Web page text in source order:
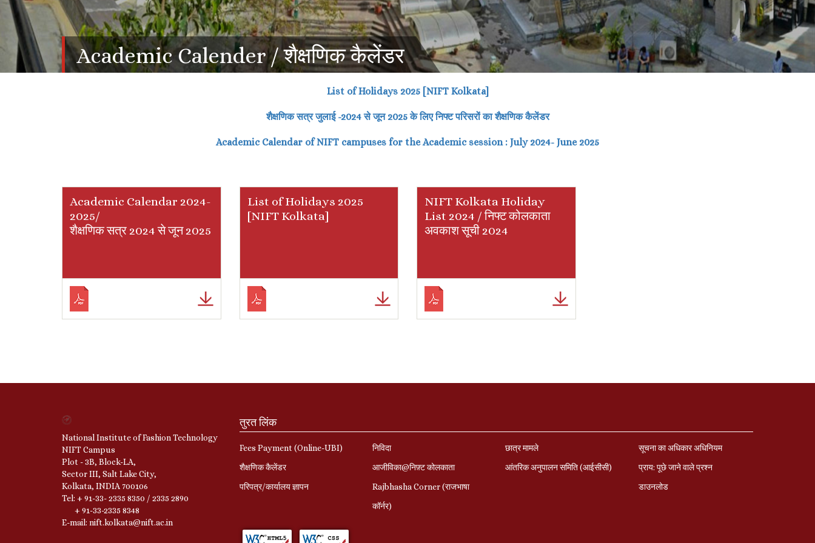
Academic Calender / शैक्षणिक कैलेंडर
List of Holidays 2025 [NIFT Kolkata]
शैक्षणिक सत्र जुलाई-2024से जून2025के लिए निफ्ट परिसरों का शैक्षणिक कैलेंडर
Academic Calendar of NIFT campuses for the Academic session : July 2024- June 2025
Academic Calendar 2024-
2025/
शैक्षणिक सत्र 2024 से जून 2025
List of Holidays 2025
[NIFT Kolkata]
NIFT Kolkata Holiday
List 2024 / निफ्ट कोलकाता
अवकाश सूची 2024
National Institute of Fashion Technology
NIFT Campus
Plot - 3B, Block-LA,
Sector III, Salt Lake City,
Kolkata, INDIA 700106
Tel: + 91-33- 2335 8350 / 2335 2890
+ 91-33-2335 8348
E-mail: nift.kolkata@nift.ac.in
तुरत लिंक
Fees Payment (Online-UBI)
शैक्षणिक कैलेंडर
परिपत्र/कार्यालय ज्ञापन
निविदा
आजीविका@निफ़्ट कोलकाता
Rajbhasha Corner (राजभाषा
कॉर्नर)
छात्र मामले
आंतरिक अनुपालन समिति (आईसीसी)
सूचना का अधिकार अधिनियम
प्राय: पूछे जाने वाले प्रश्‍न
डाउनलोड